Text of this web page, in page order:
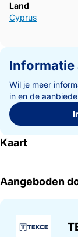
Land
Cyprus
Informatie
Wil je meer
in en de
Kaart
Aangeboden